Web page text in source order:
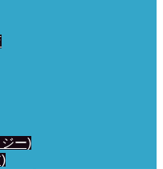
ー)